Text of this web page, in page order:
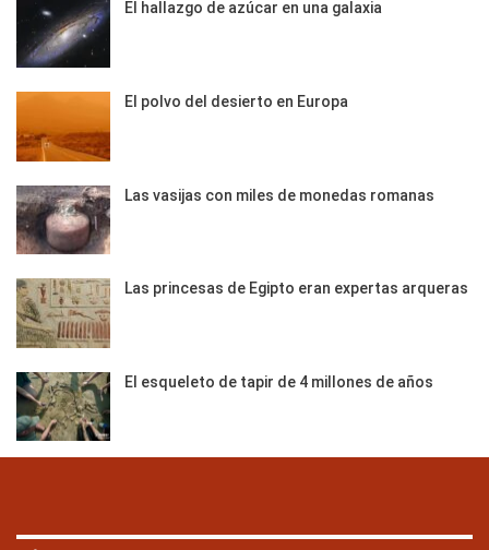
El hallazgo de azúcar en una galaxia
El polvo del desierto en Europa
Las vasijas con miles de monedas romanas
Las princesas de Egipto eran expertas arqueras
El esqueleto de tapir de 4 millones de años